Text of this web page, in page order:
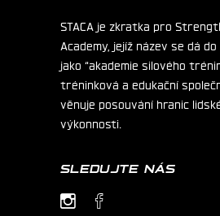
STACA je zkratka pro
Academy, jejíž název se dá
jako “akademie silového
tréninková a edukační
věnuje posouvání hranic
výkonnosti.
SLEDUJTE NÁS